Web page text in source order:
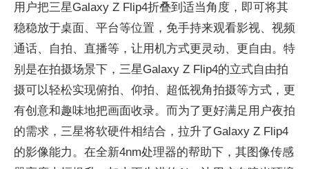
用户把三星Galaxy Z Flip4折叠到适当角度，即可将其
稳稳放于桌面、平台等位置，免手持来观看影视、视频
通话、自拍、直播等，让用机方式更灵动、更自由。特
别是在拍摄场景下，三星Galaxy Z Flip4的立式自由拍
摄可以轻松实现俯拍、仰拍、超低视角拍摄等方式，更
有创意和趣味地把画面收录。而为了更好满足用户夜拍
的需求，三星将软硬件相结合，拉升了Galaxy Z Flip4
的影像能力。在全新4nm处理器的帮助下，其图像传感